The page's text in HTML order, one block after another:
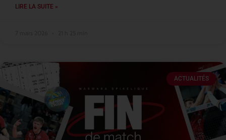
LIRE LA SUITE »
ACTUALITÉS